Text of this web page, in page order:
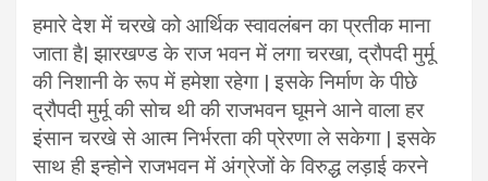
हमारे देश में चरखे को आर्थिक स्वावलंबन का प्रतीक माना
जाता है| झारखण्ड के राज भवन में लगा चरखा, द्रौपदी मुर्मू
की निशानी के रूप में हमेशा रहेगा | इसके निर्माण के पीछे
द्रौपदी मुर्मू की सोच थी की राजभवन घूमने आने वाला हर
इंसान चरखे से आत्म निर्भरता की प्रेरणा ले सकेगा | इसके
साथ ही इन्होने राजभवन में अंग्रेजों के विरुद्ध लड़ाई करने